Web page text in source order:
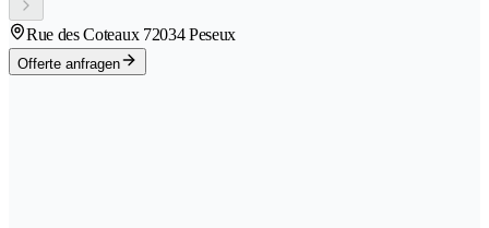
Rue des Coteaux 72034 Peseux
Offerte anfragen